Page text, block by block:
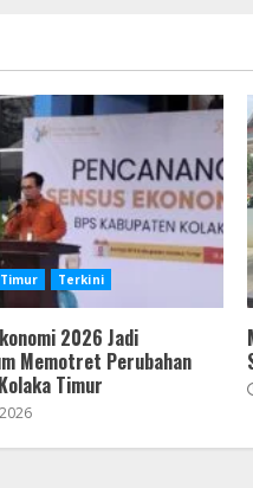
Terkini
2026 Jadi
Memotret Perubahan
Timur